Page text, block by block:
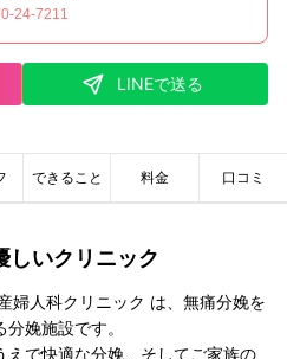
24-7211
LINEで送る
できること 料金 口コミ
しいクリニック
婦人科クリニック は、無痛分娩を
娩施設です。
で快適な分娩、そしてご家族の